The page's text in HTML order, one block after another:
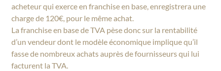
acheteur qui exerce en franchise en base, enregistrera une
charge de 120€, pour le même achat.
La franchise en base de TVA pèse donc sur la rentabilité
d’un vendeur dont le modèle économique implique qu’il
fasse de nombreux achats auprès de fournisseurs qui lui
facturent la TVA.